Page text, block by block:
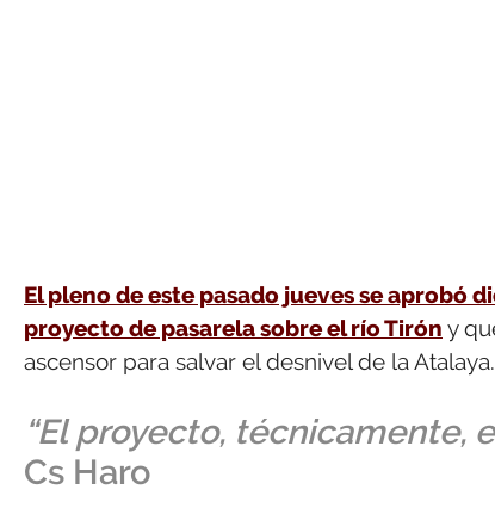
El pleno de este pasado jueves se aprobó
proyecto de pasarela sobre el río Tirón y
ascensor para salvar el desnivel de la Atalaya.
“El proyecto, técnicamente,
Cs Haro